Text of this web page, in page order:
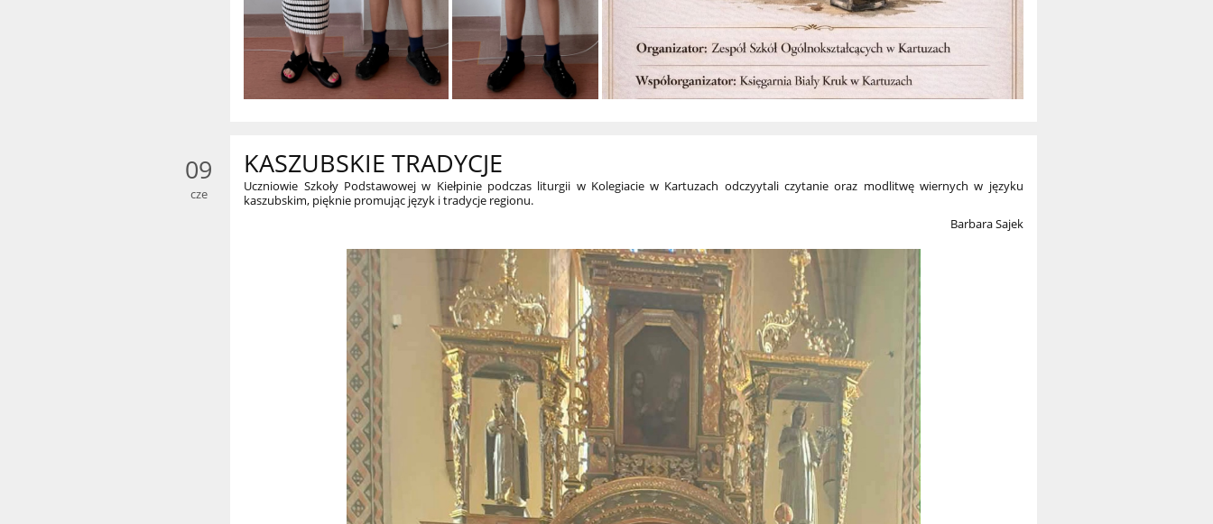
09
cze
KASZUBSKIE TRADYCJE
Uczniowie Szkoły Podstawowej w Kiełpinie podczas liturgii w Kolegiacie w Kartuzach odczyytali czytanie oraz modlitwę wiernych w języku
kaszubskim, pięknie promując język i tradycje regionu.
Barbara Sajek